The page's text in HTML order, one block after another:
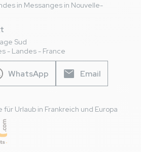
in Messanges in Nouvelle-
Sud
- Landes - France
WhatsApp mail Email
Urlaub in Frankreich und Europa